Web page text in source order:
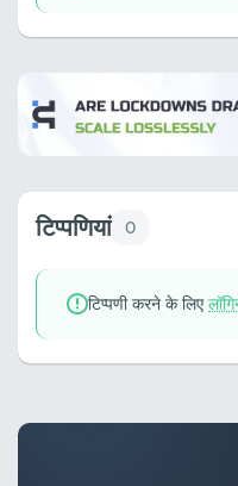
टिप्पणियां 0
टिप्पणी करने के लिए